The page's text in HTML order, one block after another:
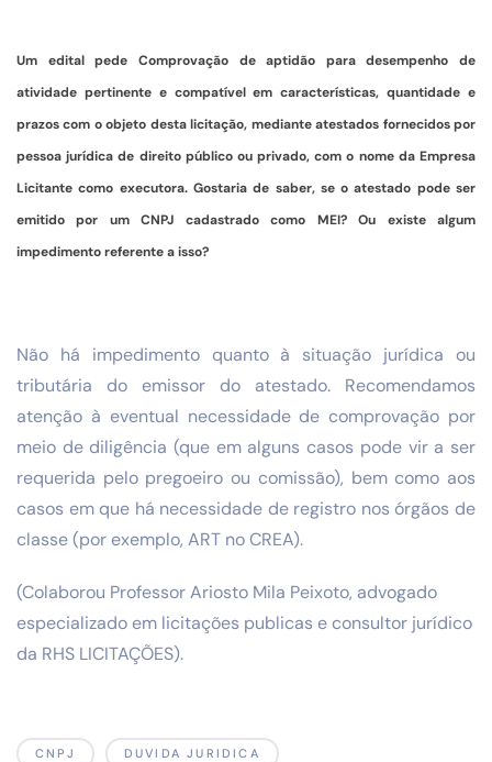
Um edital pede Comprovação de aptidão para desempenho de
atividade pertinente e compatível em características, quantidade e
prazos com o objeto desta licitação, mediante atestados fornecidos por
pessoa jurídica de direito público ou privado, com o nome da Empresa
Licitante como executora. Gostaria de saber, se o atestado pode ser
emitido por um CNPJ cadastrado como MEI? Ou existe algum
impedimento referente a isso?
Não há impedimento quanto à situação jurídica ou
tributária do emissor do atestado. Recomendamos
atenção à eventual necessidade de comprovação por
meio de diligência (que em alguns casos pode vir a ser
requerida pelo pregoeiro ou comissão), bem como aos
casos em que há necessidade de registro nos órgãos de
classe (por exemplo, ART no CREA).
(Colaborou Professor Ariosto Mila Peixoto, advogado
especializado em licitações publicas e consultor jurídico
da RHS LICITAÇÕES).
CNPJ DUVIDA JURIDICA